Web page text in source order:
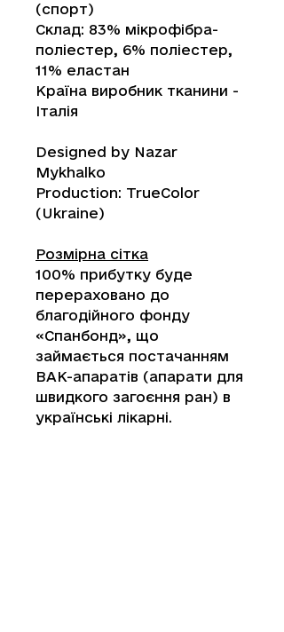
(спорт)
Склад: 83% мікрофібра-
поліестер, 6% поліестер,
11% еластан
Країна виробник тканини -
Італія
Designed by Nazar
Mykhalko
Production: TrueColor
(Ukraine)
Розмірна сітка
100% прибутку буде
перераховано до
благодійного фонду
«Спанбонд», що
займається постачанням
ВАК-апаратів (апарати для
швидкого загоєння ран) в
українські лікарні.